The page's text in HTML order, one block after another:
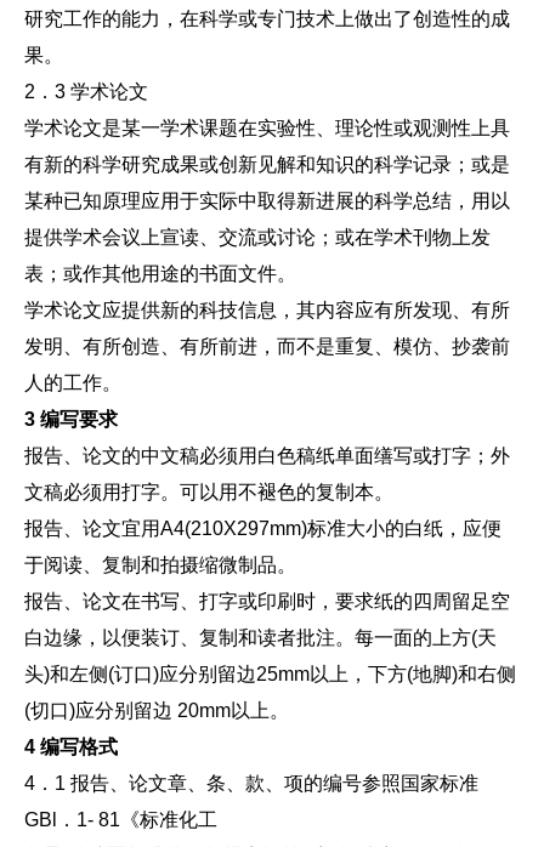
研究工作的能力，在科学或专门技术上做出了创造性的成
果。
2．3 学术论文
学术论文是某一学术课题在实验性、理论性或观测性上具
有新的科学研究成果或创新见解和知识的科学记录；或是
某种已知原理应用于实际中取得新进展的科学总结，用以
提供学术会议上宣读、交流或讨论；或在学术刊物上发
表；或作其他用途的书面文件。
学术论文应提供新的科技信息，其内容应有所发现、有所
发明、有所创造、有所前进，而不是重复、模仿、抄袭前
人的工作。
3 编写要求
报告、论文的中文稿必须用白色稿纸单面缮写或打字；外
文稿必须用打字。可以用不褪色的复制本。
报告、论文宜用A4(210X297mm)标准大小的白纸，应便
于阅读、复制和拍摄缩微制品。
报告、论文在书写、打字或印刷时，要求纸的四周留足空
白边缘，以便装订、复制和读者批注。每一面的上方(天
头)和左侧(订口)应分别留边25mm以上，下方(地脚)和右侧
(切口)应分别留边 20mm以上。
4 编写格式
4．1 报告、论文章、条、款、项的编号参照国家标准
GBl．1- 81《标准化工